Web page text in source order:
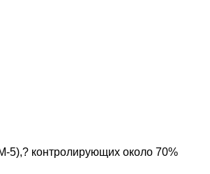
5),? контролирующих около 70%